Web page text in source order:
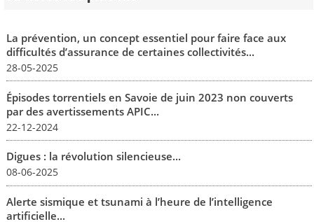
La prévention, un concept essentiel pour faire face aux
difficultés d’assurance de certaines collectivités...
28-05-2025
Épisodes torrentiels en Savoie de juin 2023 non couverts
par des avertissements APIC...
22-12-2024
Digues : la révolution silencieuse...
08-06-2025
Alerte sismique et tsunami à l’heure de l’intelligence
artificielle...